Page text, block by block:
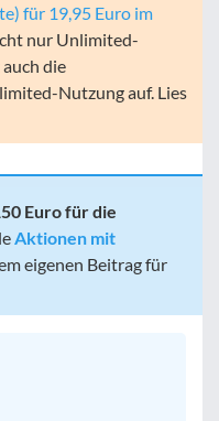
für 19,95 Euro im
nur Unlimited-
die
Nutzung auf. Lies
Euro für die
Aktionen mit
eigenen Beitrag für